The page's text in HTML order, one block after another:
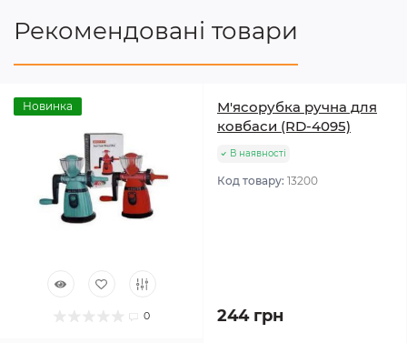
Рекомендовані товари
Новинка
0
М'ясорубка ручна для
ковбаси (RD-4095)
В наявності
Код товару: 13200
244 грн